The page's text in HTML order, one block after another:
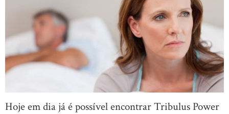
Hoje em dia já é possível encontrar Tribulus Power